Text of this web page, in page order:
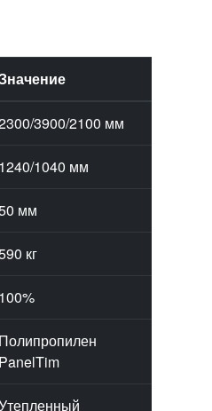
3900/2100 мм
1240/1040 мм
мм
кг
100%
Полипропилен
PanelTim